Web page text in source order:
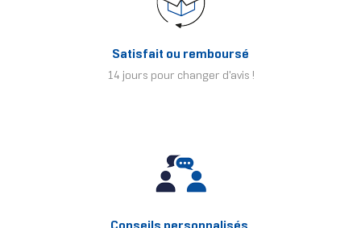
Satisfait ou remboursé
14 jours pour changer d'avis !